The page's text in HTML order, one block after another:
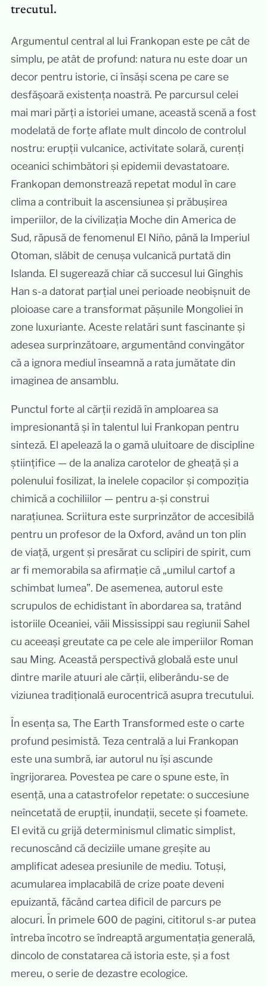
trecutul.
Argumentul central al lui Frankopan este pe cât de
simplu, pe atât de profund: natura nu este doar un
decor pentru istorie, ci însăși scena pe care se
desfășoară existența noastră. Pe parcursul celei
mai mari părți a istoriei umane, această scenă a fost
modelată de forțe aflate mult dincolo de controlul
nostru: erupții vulcanice, activitate solară, curenți
oceanici schimbători și epidemii devastatoare.
Frankopan demonstrează repetat modul în care
clima a contribuit la ascensiunea și prăbușirea
imperiilor, de la civilizația Moche din America de
Sud, răpusă de fenomenul El Niño, până la Imperiul
Otoman, slăbit de cenușa vulcanică purtată din
Islanda. El sugerează chiar că succesul lui Ginghis
Han s-a datorat parțial unei perioade neobișnuit de
ploioase care a transformat pășunile Mongoliei în
zone luxuriante. Aceste relatări sunt fascinante și
adesea surprinzătoare, argumentând convingător
că a ignora mediul înseamnă a rata jumătate din
imaginea de ansamblu.
Punctul forte al cărții rezidă în amploarea sa
impresionantă și în talentul lui Frankopan pentru
sinteză. El apelează la o gamă uluitoare de discipline
științifice — de la analiza carotelor de gheață și a
polenului fosilizat, la inelele copacilor și compoziția
chimică a cochiliilor — pentru a-și construi
narațiunea. Scriitura este surprinzător de accesibilă
pentru un profesor de la Oxford, având un ton plin
de viață, urgent și presărat cu sclipiri de spirit, cum
ar fi memorabila sa afirmație că „umilul cartof a
schimbat lumea”. De asemenea, autorul este
scrupulos de echidistant în abordarea sa, tratând
istoriile Oceaniei, văii Mississippi sau regiunii Sahel
cu aceeași greutate ca pe cele ale imperiilor Roman
sau Ming. Această perspectivă globală este unul
dintre marile atuuri ale cărții, eliberându-se de
viziunea tradițională eurocentrică asupra trecutului.
În esența sa, The Earth Transformed este o carte
profund pesimistă. Teza centrală a lui Frankopan
este una sumbră, iar autorul nu își ascunde
îngrijorarea. Povestea pe care o spune este, în
esență, una a catastrofelor repetate: o succesiune
neîncetată de erupții, inundații, secete și foamete.
El evită cu grijă determinismul climatic simplist,
recunoscând că deciziile umane greșite au
amplificat adesea presiunile de mediu. Totuși,
acumularea implacabilă de crize poate deveni
epuizantă, făcând cartea dificil de parcurs pe
alocuri. În primele 600 de pagini, cititorul s-ar putea
întreba încotro se îndreaptă argumentația generală,
dincolo de constatarea că istoria este, și a fost
mereu, o serie de dezastre ecologice.